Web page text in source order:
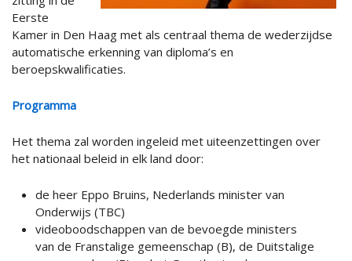
Eerste
Kamer in Den Haag met als centraal thema de wederzijdse
automatische erkenning van diploma’s en
beroepskwalificaties.
Programma
Het thema zal worden ingeleid met uiteenzettingen over
het nationaal beleid in elk land door:
de heer Eppo Bruins, Nederlands minister van
Onderwijs (TBC)
videoboodschappen van de bevoegde ministers
van de Franstalige gemeenschap (B), de Duitstalige